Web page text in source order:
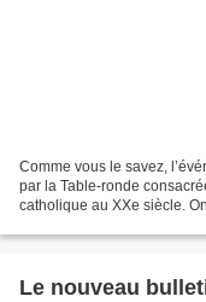
Comme vous le savez,
par la Table-ronde
catholique au XXe siècle.
Le nouveau